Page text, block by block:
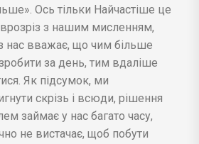
Ось тільки Найчастіше це
з нашим мисленням,
нас вважає, що чим більше
за день, тим вдаліше
Як підсумок, ми
скрізь і всюди, рішення
займає у нас багато часу,
не вистачає, щоб побути